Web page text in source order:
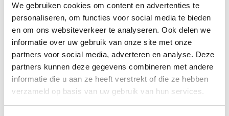
We gebruiken cookies om content en advertenties te
personaliseren, om functies voor social media te bieden
en om ons websiteverkeer te analyseren. Ook delen we
informatie over uw gebruik van onze site met onze
partners voor social media, adverteren en analyse. Deze
partners kunnen deze gegevens combineren met andere
informatie die u aan ze heeft verstrekt of die ze hebben
verzameld op basis van uw gebruik van hun services.
Direct erbij bestellen